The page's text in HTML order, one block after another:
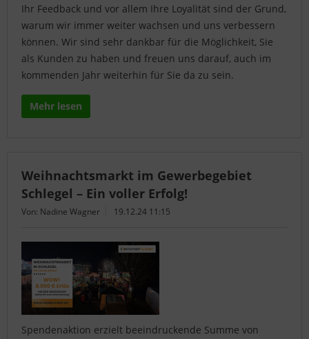
Ihr Feedback und vor allem Ihre Loyalität sind der Grund,
warum wir immer weiter wachsen und uns verbessern
können. Wir sind sehr dankbar für die Möglichkeit, Sie
als Kunden zu haben und freuen uns darauf, auch im
kommenden Jahr weiterhin für Sie da zu sein.
Mehr lesen
Weihnachtsmarkt im Gewerbegebiet
Schlegel – Ein voller Erfolg!
Von: Nadine Wagner 19.12.24 11:15
Spendenaktion erzielt beeindruckende Summe von